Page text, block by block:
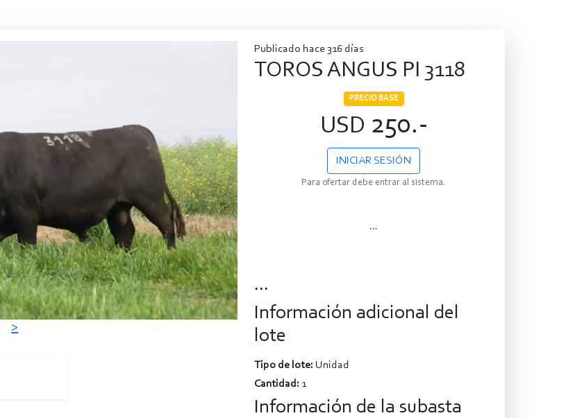
>
Publicado hace 316 días
TOROS ANGUS PI 3118
PRECIO BASE
USD 250.-
INICIAR SESIÓN
Para ofertar debe entrar al sistema.
...
...
Información adicional del
lote
Tipo de lote: Unidad
Cantidad: 1
Información de la subasta